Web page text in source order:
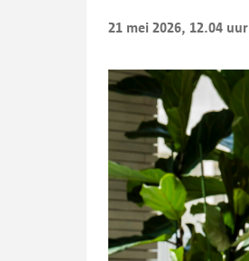
21 mei 2026, 12.04 uur